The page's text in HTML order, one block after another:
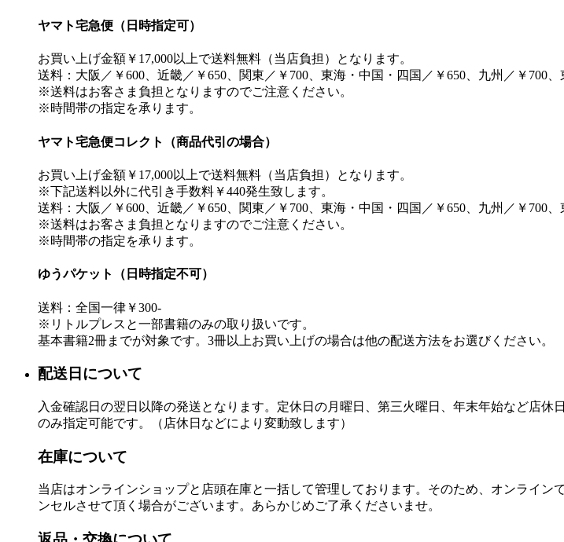
ヤマト宅急便（日時指定可）
お買い上げ金額￥17,000以上で送料無料（当店負担）となります。
送料：大阪／￥600、近畿／￥650、関東／￥700、東海・中国・四国／￥650、九州／￥700
※送料はお客さま負担となりますのでご注意ください。
※時間帯の指定を承ります。
ヤマト宅急便コレクト（商品代引の場合）
お買い上げ金額￥17,000以上で送料無料（当店負担）となります。
※下記送料以外に代引き手数料￥440発生致します。
送料：大阪／￥600、近畿／￥650、関東／￥700、東海・中国・四国／￥650、九州／￥700
※送料はお客さま負担となりますのでご注意ください。
※時間帯の指定を承ります。
ゆうパケット（日時指定不可）
送料：全国一律￥300-
※リトルプレスと一部書籍のみの取り扱いです。
基本書籍2冊までが対象です。3冊以上お買い上げの場合は他の配送方法をお選びください。
配送日について
入金確認日の翌日以降の発送となります。定休日の月曜日、第三火曜日、年末年始など店
のみ指定可能です。（店休日などにより変動致します）
在庫について
当店はオンラインショップと店頭在庫と一括して管理しております。そのため、オンライ
ンセルさせて頂く場合がございます。あらかじめご了承くださいませ。